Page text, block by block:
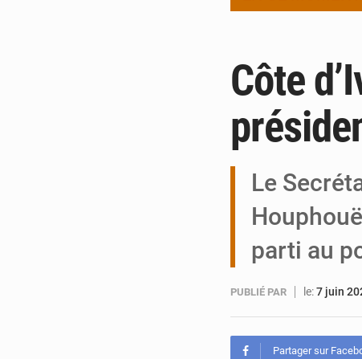
Côte
Le
parti au
PUBLIÉ PAR le:7 juin
Partager sur